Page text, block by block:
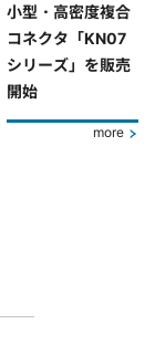
小型・高密度複合
コネクタ「KN07
シリーズ」を販売
開始
more